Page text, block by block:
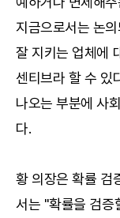
지금으로서는 논
잘 지키는 업체에
센티브라 할 수 있
나오는 부분에 사
다.
황 의장은 확률 검
서는 "확률을 검증